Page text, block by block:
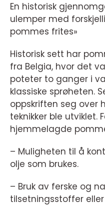
En historisk
ulemper med
pommes frites»
Historisk sett har
fra Belgia, hvor det
poteter to ganger i
klassiske sprøheten.
oppskriften seg over
teknikker ble utviklet.
hjemmelagde
– Muligheten til å
olje som brukes.
– Bruk av ferske og
tilsetningsstoffer